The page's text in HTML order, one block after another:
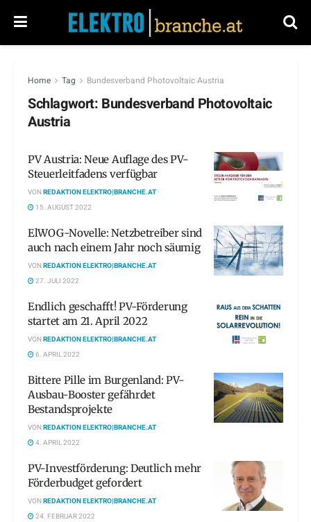
Home Tag Bundesverband Photovoltaic Austria
Schlagwort: Bundesverband Photovoltaic
Austria
PV Austria: Neue Auflage des PV-
Steuerleitfadens verfügbar
VONREDAKTION ELEKTRO|BRANCHE.AT
15. AUGUST 2022
ElWOG-Novelle: Netzbetreiber sind
auch nach einem Jahr noch säumig
VONREDAKTION ELEKTRO|BRANCHE.AT
27. JULI 2022
Endlich geschafft! PV-Förderung
startet am 21. April 2022
VONREDAKTION ELEKTRO|BRANCHE.AT
6. APRIL 2022
Bittere Pille im Burgenland: PV-
Ausbau-Booster gefährdet
Bestandsprojekte
VONREDAKTION ELEKTRO|BRANCHE.AT
4. APRIL 2022
PV-Investförderung: Deutlich mehr
Förderbudget gefordert
VONREDAKTION ELEKTRO|BRANCHE.AT
24. FEBRUAR 2022